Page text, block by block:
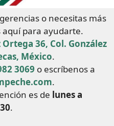
o necesitas más
aquí para ayudarte.
Ortega 36, Col. González
México.
3069 o escríbenos a
.
es de lunes a
.